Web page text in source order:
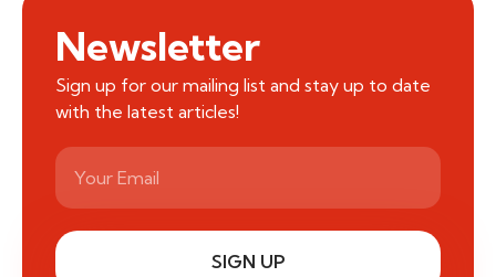
Newsletter
Sign up for our mailing list and stay up to date
with the latest articles!
SIGN UP